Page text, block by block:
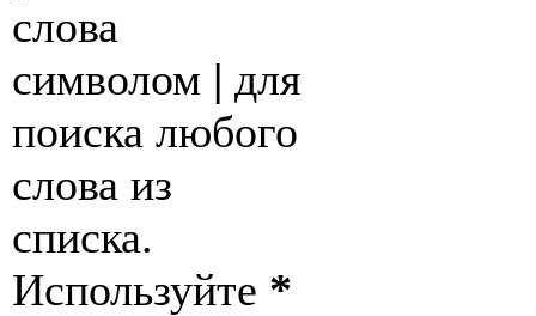
слова
символом | для
поиска любого
слова из
списка.
Используйте *